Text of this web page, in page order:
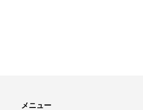
メニュー